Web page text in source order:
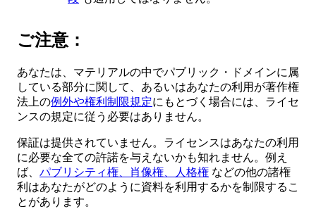
ご注意：
あなたは、マテリアルの中でパブリック・ドメインに属
している部分に関して、あるいはあなたの利用が著作権
法上の例外や権利制限規定にもとづく場合には、ライセ
ンスの規定に従う必要はありません。
保証は提供されていません。ライセンスはあなたの利用
に必要な全ての許諾を与えないかも知れません。例え
ば、 パブリシティ権、肖像権、人格権 などの他の諸権
利はあなたがどのように資料を利用するかを制限するこ
とがあります。